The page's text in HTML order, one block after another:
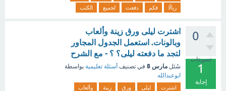
ريالًا
فكم دفعت لجميع الكتب
0
تصويتات
1
إجابة
اشترت ليلى ورق زينة وألعاب
وبالونات. استعمل الجدول المجاور
لتجد ما دفعته ليلى؟ ؟ - مع الشرح
سُئل مارس 8 في تصنيف أسئلة تعليمية بواسطة
ابوعبدالله
اشترت ليلى ورق زينة
وألعاب